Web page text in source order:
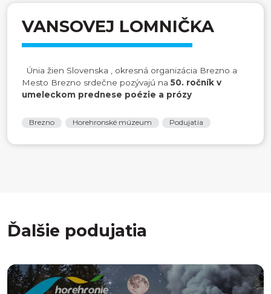
VANSOVEJ LOMNIČKA
Únia žien Slovenska , okresná organizácia Brezno a
Mesto Brezno srdečne pozývajú na50. ročník v
umeleckom prednese poézie a prózy
Brezno Horehronské múzeum Podujatia
Ďalšie podujatia